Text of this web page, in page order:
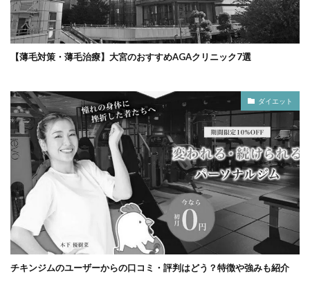
【薄毛対策・薄毛治療】大宮のおすすめAGAクリニック7選
ダイエット
チキンジムのユーザーからの口コミ・評判はどう？特徴や強みも紹介